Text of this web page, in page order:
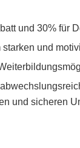
und 30% für
und
und sicheren